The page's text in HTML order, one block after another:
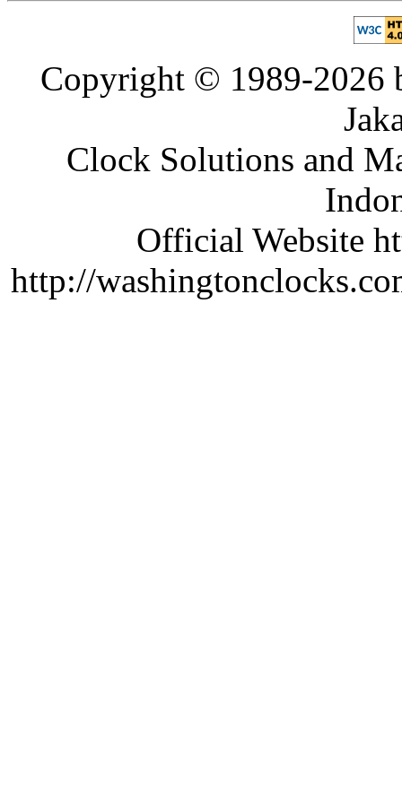
Copyright © 1989-2026
Clock Solutions and
Official Website
http://